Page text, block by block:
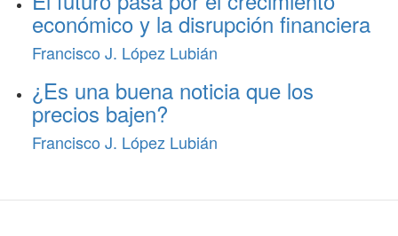
económico y la disrupción financiera
Francisco J. López Lubián
¿Es una buena noticia que los
precios bajen?
Francisco J. López Lubián